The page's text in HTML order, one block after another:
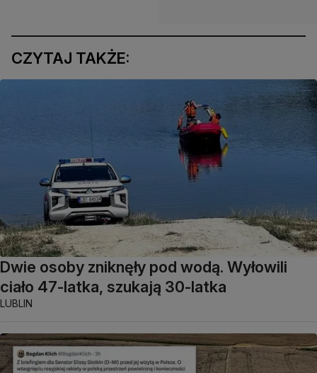
CZYTAJ TAKŻE:
Dwie osoby zniknęły pod wodą. Wyłowili
ciało 47-latka, szukają 30-latka
LUBLIN